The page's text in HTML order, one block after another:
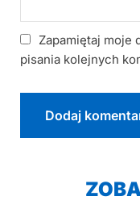
Zapamiętaj moje
pisania kolejnych